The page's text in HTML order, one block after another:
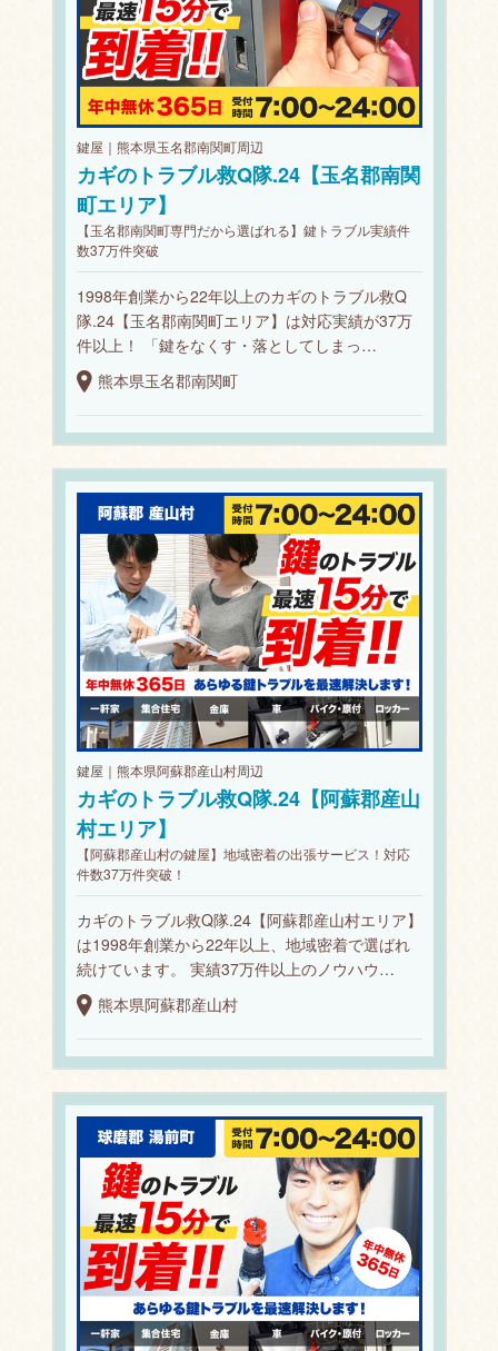
鍵屋｜熊本県玉名郡南関町周辺
カギのトラブル救Q隊.24【玉名郡南関
町エリア】
【玉名郡南関町専門だから選ばれる】鍵トラブル実績件
数37万件突破
1998年創業から22年以上のカギのトラブル救Q
隊.24【玉名郡南関町エリア】は対応実績が37万
件以上！ 「鍵をなくす・落としてしまっ…
熊本県玉名郡南関町
鍵屋｜熊本県阿蘇郡産山村周辺
カギのトラブル救Q隊.24【阿蘇郡産山
村エリア】
【阿蘇郡産山村の鍵屋】地域密着の出張サービス！対応
件数37万件突破！
カギのトラブル救Q隊.24【阿蘇郡産山村エリア】
は1998年創業から22年以上、地域密着で選ばれ
続けています。 実績37万件以上のノウハウ…
熊本県阿蘇郡産山村